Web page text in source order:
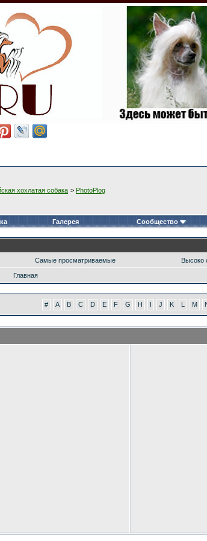
хохлатая собака > PhotoPlog
Галерея Сообщество
Самые просматриваемые Высоко
Главная
# A B C D E F G H I J K L M